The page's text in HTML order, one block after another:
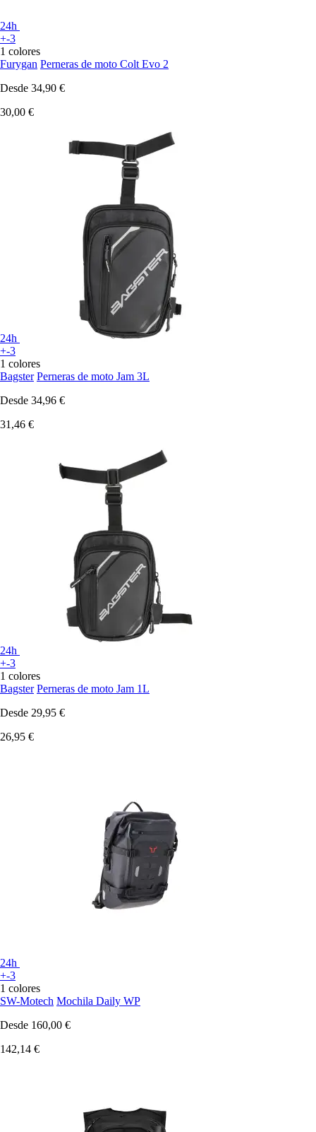
24h
+-3
1 colores
Furygan Perneras de moto Colt Evo 2
Desde 34,90 €
30,00 €
24h
+-3
1 colores
Bagster Perneras de moto Jam 3L
Desde 34,96 €
31,46 €
24h
+-3
1 colores
Bagster Perneras de moto Jam 1L
Desde 29,95 €
26,95 €
24h
+-3
1 colores
SW-Motech Mochila Daily WP
Desde 160,00 €
142,14 €